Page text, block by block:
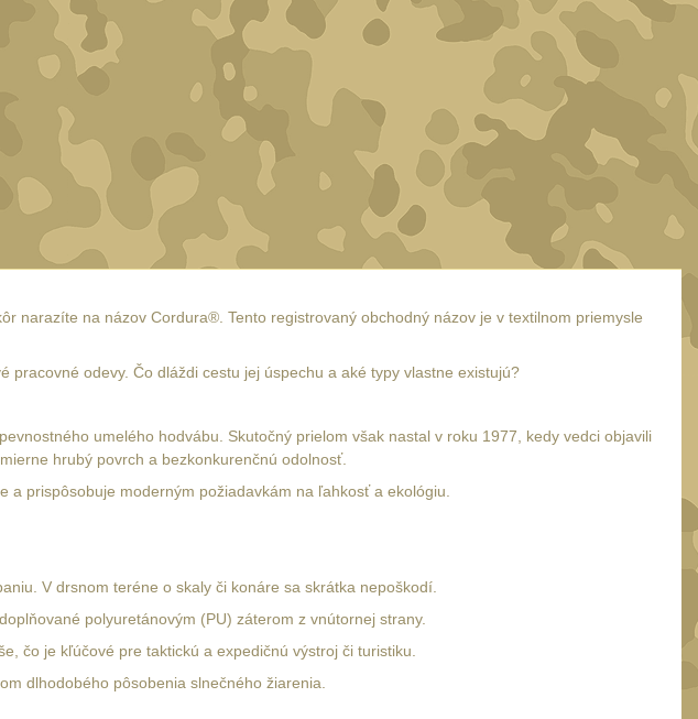
narazíte na názov Cordura®. Tento registrovaný obchodný názov je v textilnom priemysle
odevy. Čo dláždi cestu jej úspechu a aké typy vlastne existujú?
umelého hodvábu. Skutočný prielom však nastal v roku 1977, kedy vedci objavili
hrubý povrch a bezkonkurenčnú odolnosť.
prispôsobuje moderným požiadavkám na ľahkosť a ekológiu.
V drsnom teréne o skaly či konáre sa skrátka nepoškodí.
polyuretánovým (PU) záterom z vnútornej strany.
čo je kľúčové pre taktickú a expedičnú výstroj či turistiku.
dlhodobého pôsobenia slnečného žiarenia.